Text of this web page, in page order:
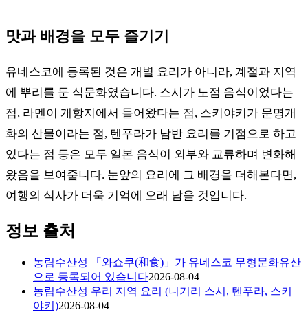
맛과 배경을 모두 즐기기
유네스코에 등록된 것은 개별 요리가 아니라, 계절과 지역
에 뿌리를 둔 식문화였습니다. 스시가 노점 음식이었다는
점, 라멘이 개항지에서 들어왔다는 점, 스키야키가 문명개
화의 산물이라는 점, 텐푸라가 남반 요리를 기점으로 하고
있다는 점 등은 모두 일본 음식이 외부와 교류하며 변화해
왔음을 보여줍니다. 눈앞의 요리에 그 배경을 더해본다면,
여행의 식사가 더욱 기억에 오래 남을 것입니다.
정보 출처
농림수산성 「와쇼쿠(和食)」가 유네스코 무형문화유산
으로 등록되어 있습니다2026-08-04
농림수산성 우리 지역 요리 (니기리 스시, 텐푸라, 스키
야키)2026-08-04